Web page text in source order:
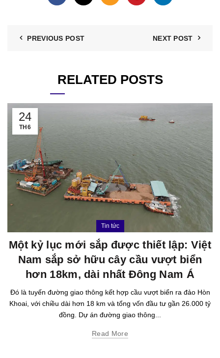
PREVIOUS POST NEXT POST
RELATED POSTS
24
TH6
Tin tức
Một kỷ lục mới sắp được thiết lập: Việt
Nam sắp sở hữu cây cầu vượt biển
hơn 18km, dài nhất Đông Nam Á
Đó là tuyến đường giao thông kết hợp cầu vượt biển ra đảo Hòn
Khoai, với chiều dài hơn 18 km và tổng vốn đầu tư gần 26.000 tỷ
đồng. Dự án đường giao thông...
Read More